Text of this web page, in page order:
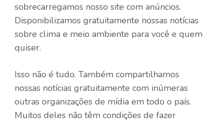
sobrecarregamos nosso site com anúncios.
Disponibilizamos gratuitamente nossas notícias
sobre clima e meio ambiente para você e quem
quiser.
Isso não é tudo. Também compartilhamos
nossas notícias gratuitamente com inúmeras
outras organizações de mídia em todo o país.
Muitos deles não têm condições de fazer